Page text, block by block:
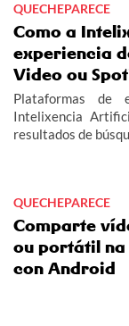
QUECHEPARECE
Como a
experiencia
Video ou
Plataformas de
Intelixencia
resultados de
QUECHEPARECE
Comparte
ou portátil na
con Android